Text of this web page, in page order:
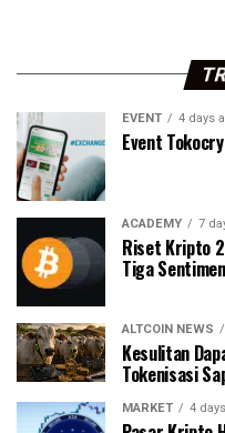
EVENT 4 days
Event
ACADEMY 7
Riset Kripto
Tiga
ALTCOIN NEWS
Kesulitan
Tokenisasi
MARKET 4